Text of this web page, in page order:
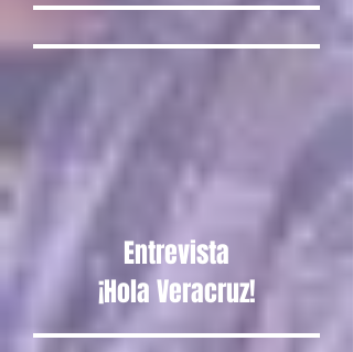
Entrevista
¡Hola Veracruz!